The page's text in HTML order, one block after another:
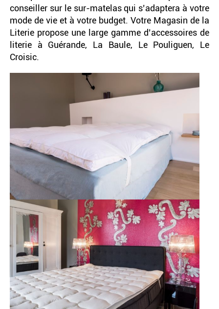
conseiller sur le sur-matelas qui s’adaptera à votre
mode de vie et à votre budget. Votre Magasin de la
Literie propose une large gamme d’accessoires de
literie à Guérande, La Baule, Le Pouliguen, Le
Croisic.